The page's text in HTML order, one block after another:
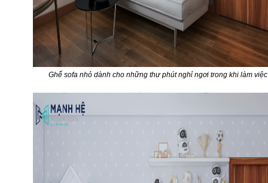
Ghế sofa nhỏ dành cho những thư phút nghỉ ngơi trong khi làm việc